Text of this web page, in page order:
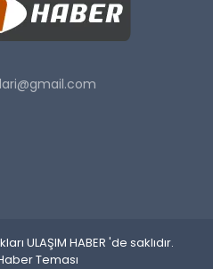
ULAŞIM HABER 'de saklıdır.
Teması